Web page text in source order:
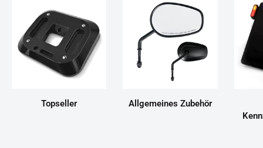
Topseller
Allgemeines Zubehör